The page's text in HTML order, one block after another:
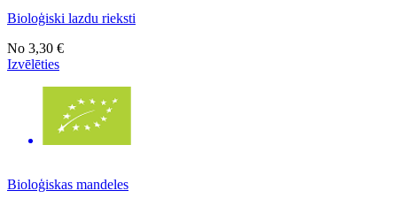
Bioloģiski lazdu rieksti
No 3,30 €
Izvēlēties
Bioloģiskas mandeles